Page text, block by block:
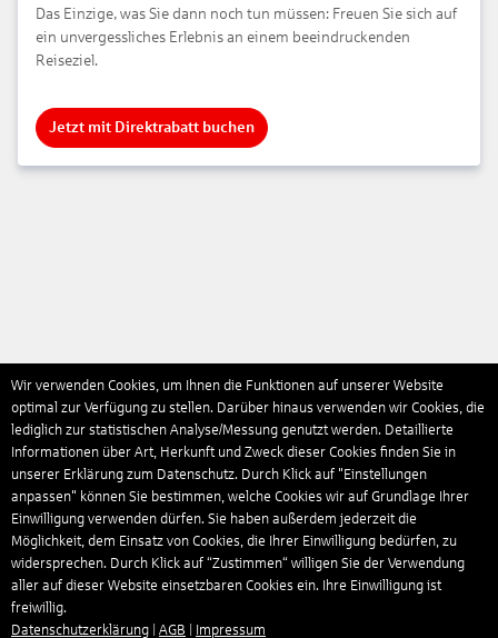
Das Einzige, was Sie dann noch tun müssen: Freuen Sie sich auf
ein unvergessliches Erlebnis an einem beeindruckenden
Reiseziel.
Jetzt mit Direktrabatt buchen
Wir verwenden Cookies, um Ihnen die Funktionen auf unserer Website
optimal zur Verfügung zu stellen. Darüber hinaus verwenden wir Cookies, die
lediglich zur statistischen Analyse/Messung genutzt werden. Detaillierte
Informationen über Art, Herkunft und Zweck dieser Cookies finden Sie in
unserer Erklärung zum Datenschutz. Durch Klick auf "Einstellungen
anpassen" können Sie bestimmen, welche Cookies wir auf Grundlage Ihrer
Einwilligung verwenden dürfen. Sie haben außerdem jederzeit die
Möglichkeit, dem Einsatz von Cookies, die Ihrer Einwilligung bedürfen, zu
widersprechen. Durch Klick auf “Zustimmen“ willigen Sie der Verwendung
aller auf dieser Website einsetzbaren Cookies ein. Ihre Einwilligung ist
freiwillig.
Datenschutzerklärung
AGB Impressum